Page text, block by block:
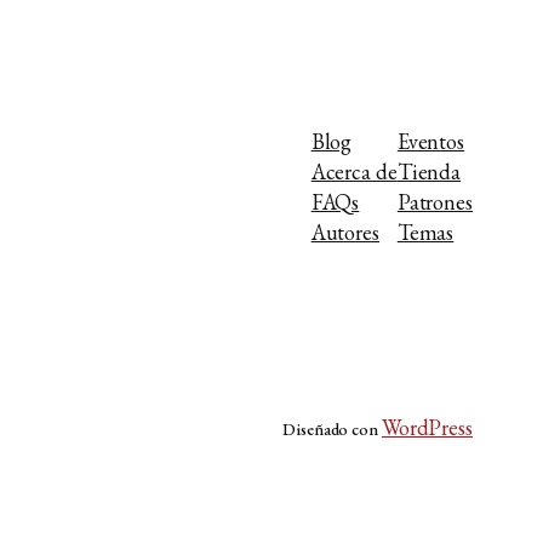
Blog
Acerca de
FAQs
Autores
Eventos
Tienda
Patrones
Temas
Diseñado conWordPress